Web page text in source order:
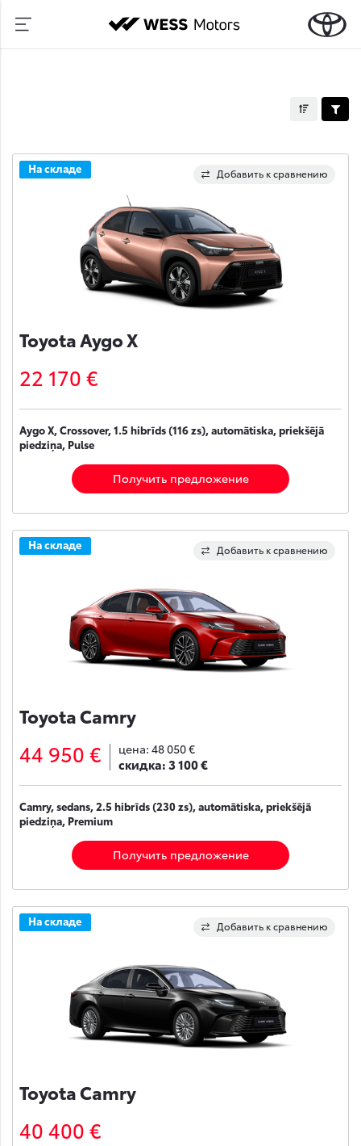
Добавить к сравнению
На складе
Toyota Aygo X
22 170 €
Aygo X, Crossover, 1.5 hibrīds (116 zs), automātiska, priekšējā
piedziņa, Pulse
Получить предложение
Добавить к сравнению
На складе
Toyota Camry
44 950 € цена: 48 050 €
скидка:3 100 €
Camry, sedans, 2.5 hibrīds (230 zs), automātiska, priekšējā
piedziņa, Premium
Получить предложение
Добавить к сравнению
На складе
Toyota Camry
40 400 €